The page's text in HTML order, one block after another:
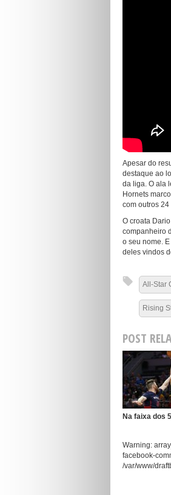
Apesar do
destaque ao
da liga. O ala
Hornets
com outros 24
O croata
companheiro
o seu nome.
deles vindos
All-Star
Rising
POST
Na faixa dos
Warning:
facebook-
/var/www/